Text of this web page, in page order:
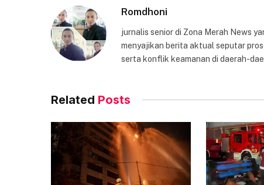
Romdhoni
jurnalis senior di Zona Merah News
menyajikan berita aktual seputar
serta konflik keamanan di daerah-
Related Posts